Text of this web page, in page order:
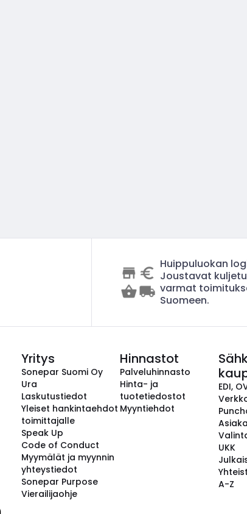
Huippuluokan
Joustavat
varmat
Suomeen.
Yritys
Sonepar Suomi Oy
Ura
Laskutustiedot
Yleiset hankintaehdot
toimittajalle
Speak Up
Code of Conduct
Myymälät ja myynnin
yhteystiedot
Sonepar Purpose
Vierailijaohje
Hinnastot
Palveluhinnasto
Hinta- ja
tuotetiedostot
Myyntiehdot
EDI,
UKK
A-Z